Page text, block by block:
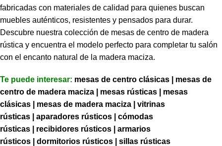
fabricadas con materiales de calidad para quienes buscan
muebles auténticos, resistentes y pensados para durar.
Descubre nuestra colección de mesas de centro de madera
rústica y encuentra el modelo perfecto para completar tu salón
con el encanto natural de la madera maciza.
Te puede interesar: mesas de centro clásicas
mesas de
centro de madera maciza
mesas rústicas
mesas
clásicas
mesas de madera maciza
vitrinas
rústicas
aparadores rústicos
cómodas
rústicas
recibidores rústicos
armarios
rústicos
dormitorios rústicos sillas rústicas